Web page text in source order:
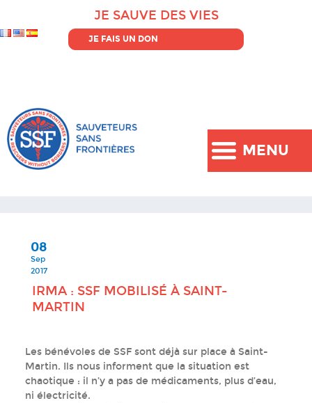
MENU
JE SAUVE DES VIES
JE FAIS UN DON
08
Sep
2017
IRMA : SSF MOBILISÉ À SAINT-
MARTIN
Les bénévoles de SSF sont déjà sur place à Saint-
Martin. Ils nous informent que la situation est
chaotique : il n’y a pas de médicaments, plus d’eau,
ni électricité.